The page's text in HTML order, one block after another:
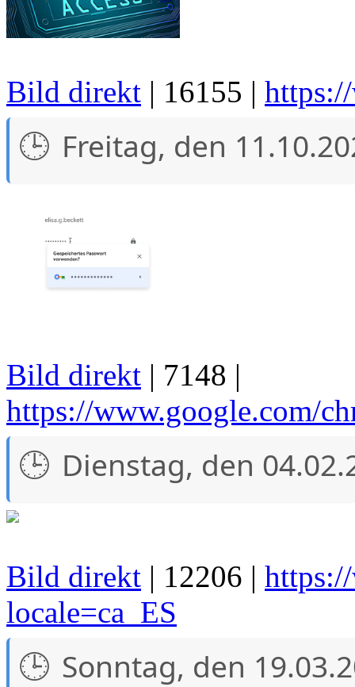
Bild direkt | 16155 |
Freitag, den
Bild direkt | 7148 |
https://www.google.com/
Dienstag, den
Bild direkt | 12206 |
locale=ca_ES
Sonntag, den